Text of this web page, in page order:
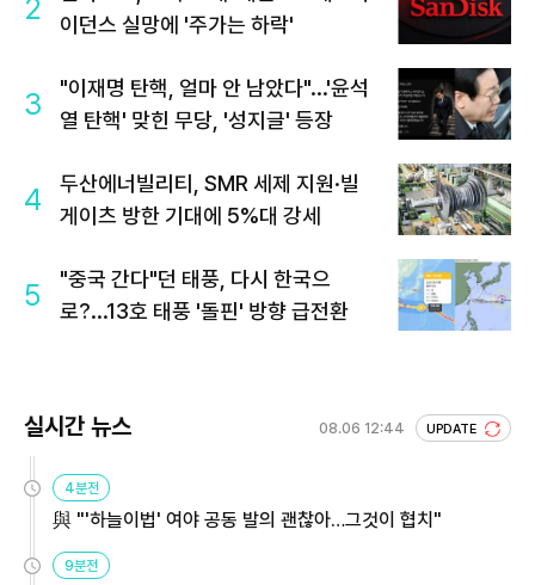
2
이던스 실망에 '주가는 하락'
3
"이재명 탄핵, 얼마 안 남았다"...'윤석
열 탄핵' 맞힌 무당, '성지글' 등장
4
두산에너빌리티, SMR 세제 지원·빌
게이츠 방한 기대에 5%대 강세
5
"중국 간다"던 태풍, 다시 한국으
로?...13호 태풍 '돌핀' 방향 급전환
실시간 뉴스 08.06 12:44 UPDATE
4분전
與 "'하늘이법' 여야 공동 발의 괜찮아…그것이 협치"
9분전